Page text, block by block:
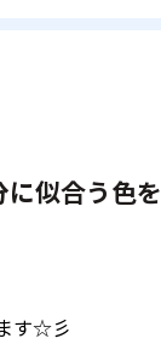
に似合う色
す☆彡